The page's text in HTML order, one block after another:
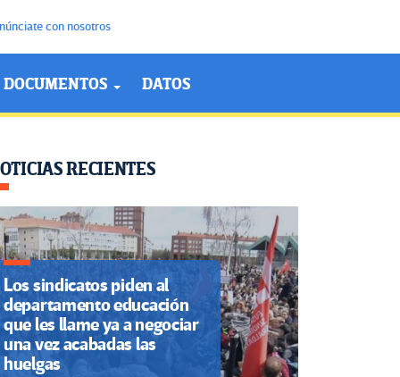
con nosotros
DOCUMENTOS DATOS
RECIENTES
Los sindicatos piden al
departamento educación
que les llame ya a negociar
una vez acabadas las
huelgas